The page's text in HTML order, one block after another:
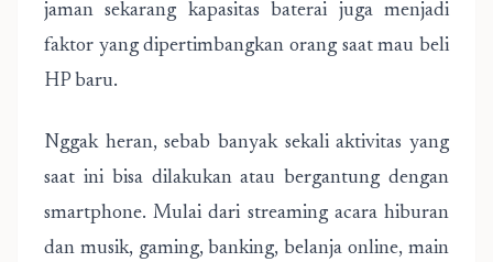
jaman sekarang kapasitas baterai juga menjadi
faktor yang dipertimbangkan orang saat mau beli
HP baru.
Nggak heran, sebab banyak sekali aktivitas yang
saat ini bisa dilakukan atau bergantung dengan
smartphone. Mulai dari streaming acara hiburan
dan musik, gaming, banking, belanja online, main